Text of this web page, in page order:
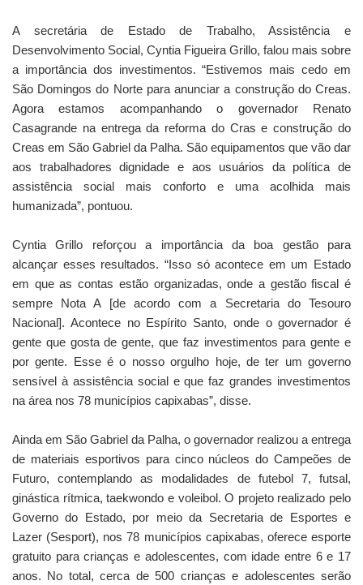
A secretária de Estado de Trabalho, Assistência e
Desenvolvimento Social, Cyntia Figueira Grillo, falou mais sobre
a importância dos investimentos. “Estivemos mais cedo em
São Domingos do Norte para anunciar a construção do Creas.
Agora estamos acompanhando o governador Renato
Casagrande na entrega da reforma do Cras e construção do
Creas em São Gabriel da Palha. São equipamentos que vão dar
aos trabalhadores dignidade e aos usuários da política de
assistência social mais conforto e uma acolhida mais
humanizada”, pontuou.
Cyntia Grillo reforçou a importância da boa gestão para
alcançar esses resultados. “Isso só acontece em um Estado
em que as contas estão organizadas, onde a gestão fiscal é
sempre Nota A [de acordo com a Secretaria do Tesouro
Nacional]. Acontece no Espírito Santo, onde o governador é
gente que gosta de gente, que faz investimentos para gente e
por gente. Esse é o nosso orgulho hoje, de ter um governo
sensível à assistência social e que faz grandes investimentos
na área nos 78 municípios capixabas”, disse.
Ainda em São Gabriel da Palha, o governador realizou a entrega
de materiais esportivos para cinco núcleos do Campeões de
Futuro, contemplando as modalidades de futebol 7, futsal,
ginástica rítmica, taekwondo e voleibol. O projeto realizado pelo
Governo do Estado, por meio da Secretaria de Esportes e
Lazer (Sesport), nos 78 municípios capixabas, oferece esporte
gratuito para crianças e adolescentes, com idade entre 6 e 17
anos. No total, cerca de 500 crianças e adolescentes serão